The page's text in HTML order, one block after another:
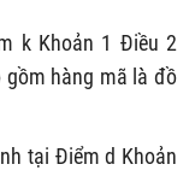
k Khoản 1 Điều 2
gồm hàng mã là đồ
tại Điểm d Khoản